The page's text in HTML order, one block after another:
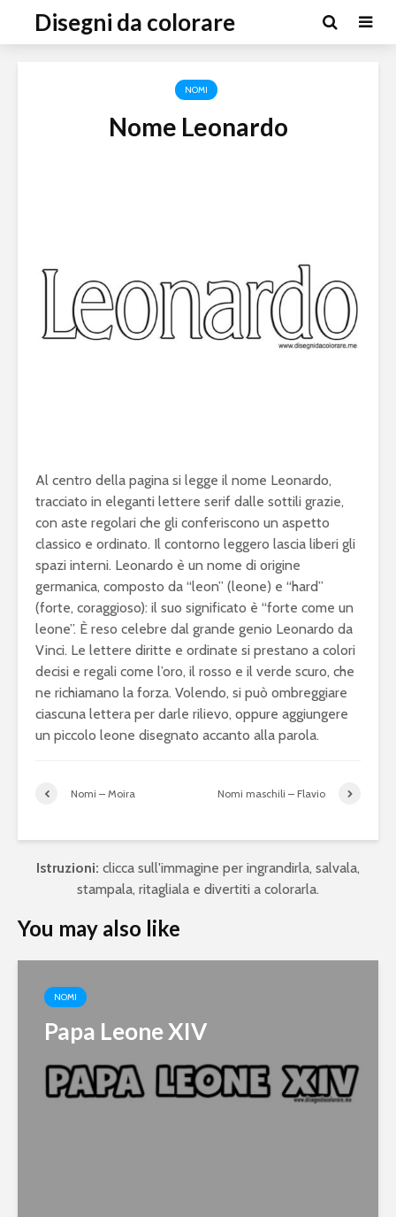
Disegni da colorare
NOMI
Nome Leonardo
Al centro della pagina si legge il nome Leonardo,
tracciato in eleganti lettere serif dalle sottili grazie,
con aste regolari che gli conferiscono un aspetto
classico e ordinato. Il contorno leggero lascia liberi gli
spazi interni. Leonardo è un nome di origine
germanica, composto da “leon” (leone) e “hard”
(forte, coraggioso): il suo significato è “forte come un
leone”. È reso celebre dal grande genio Leonardo da
Vinci. Le lettere diritte e ordinate si prestano a colori
decisi e regali come l’oro, il rosso e il verde scuro, che
ne richiamano la forza. Volendo, si può ombreggiare
ciascuna lettera per darle rilievo, oppure aggiungere
un piccolo leone disegnato accanto alla parola.
Nomi – Moira Nomi maschili – Flavio
Istruzioni: clicca sull'immagine per ingrandirla, salvala,
stampala, ritagliala e divertiti a colorarla.
You may also like
NOMI
Papa Leone XIV